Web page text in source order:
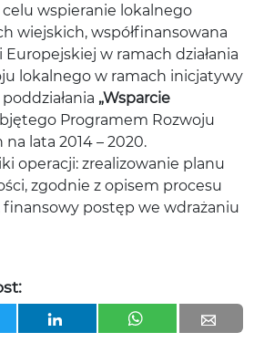
celu wspieranie lokalnego
wiejskich, współfinansowana
w ramach działania
lokalnego w ramach inicjatywy
„Wsparcie
Programem Rozwoju
lata 2014 – 2020.
operacji: zrealizowanie planu
zgodnie z opisem procesu
finansowy postęp we wdrażaniu